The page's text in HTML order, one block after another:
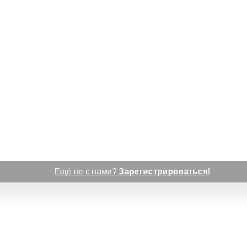
Ещё не с нами?Зарегистрироваться!